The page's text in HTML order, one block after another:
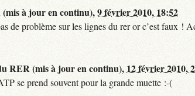
à jour en continu),9 février 2010, 18:52
de problème sur les lignes du rer or c’est faux
RER (mis à jour en continu), 12 février 2010,
se prend souvent pour la grande muette :-(